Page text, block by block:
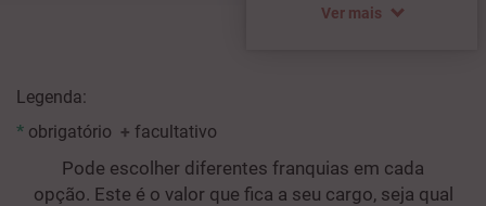
Ver mais
Legenda:
* obrigatório + facultativo
Pode escolher diferentes franquias em cada
opção. Este é o valor que fica a seu cargo, seja qual